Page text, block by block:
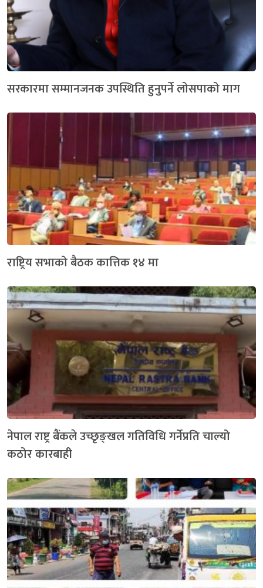
सरकारमा सम्मानजनक उपस्थिति हुनुपर्ने लोसपाको माग
राष्ट्रिय सभाको बैठक कात्तिक १४ मा
नेपाल राष्ट्र बैंकले उच्छृङ्खल गतिविधि गर्नेप्रति चाल्यो
कठोर कारबाही